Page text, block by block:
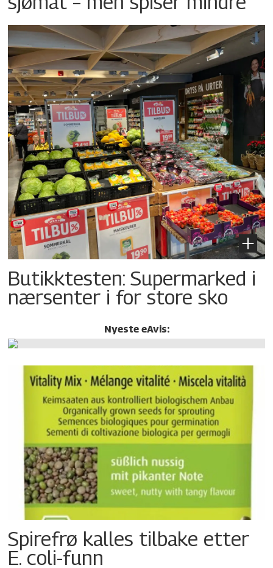
Butikktesten: Supermarked i
nærsenter i for store sko
Nyeste eAvis:
Spirefrø kalles tilbake etter
E. coli-funn